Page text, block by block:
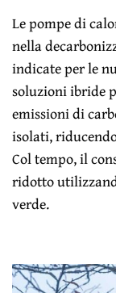
Le pompe di
nella
indicate per le
soluzioni ibride
emissioni di
isolati,
Col tempo, il
ridotto
verde.